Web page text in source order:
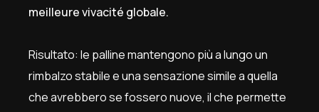
meilleure vivacité globale.
Risultato: le palline mantengono più a lungo un
rimbalzo stabile e una sensazione simile a quella
che avrebbero se fossero nuove, il che permette